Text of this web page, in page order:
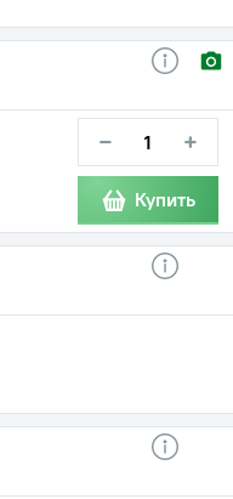
− +
Купить